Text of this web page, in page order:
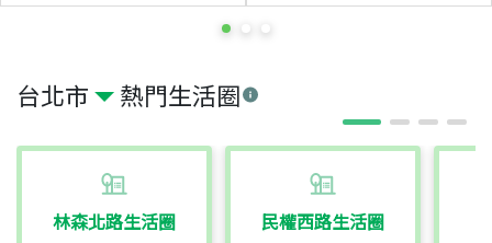
台北市 熱門生活圈
林森北路生活圈 民權西路生活圈